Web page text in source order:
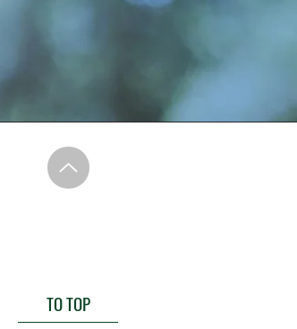
TO TOP